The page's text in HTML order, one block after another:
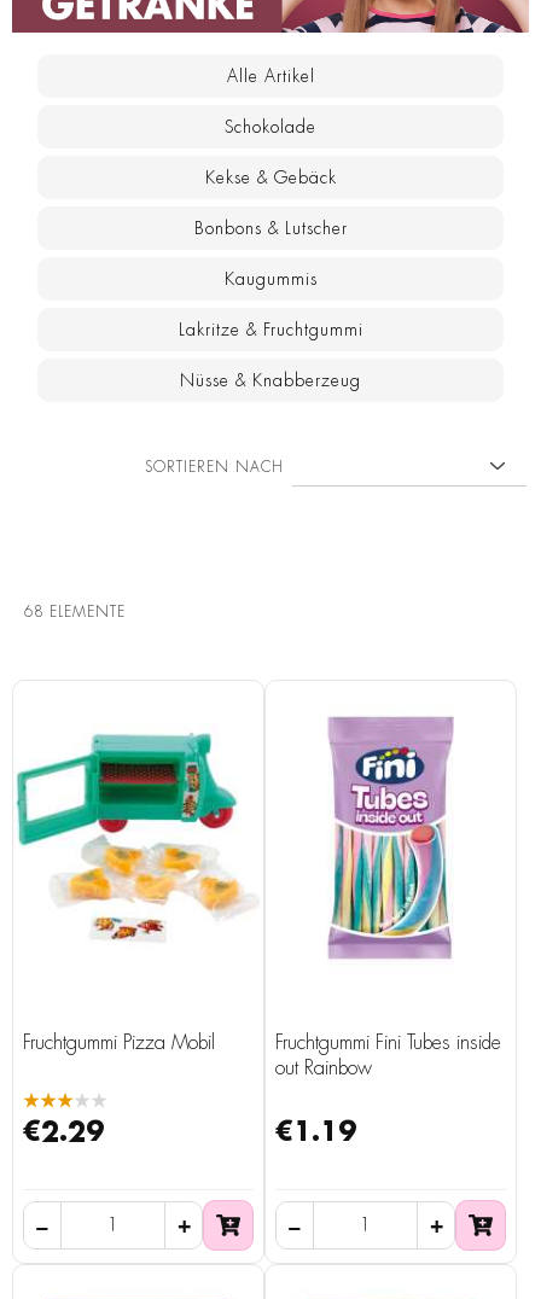
Alle Artikel
Schokolade
Kekse & Gebäck
Bonbons & Lutscher
Kaugummis
Lakritze & Fruchtgummi
Nüsse & Knabberzeug
68 ELEMENTE
SORTIEREN NACH
Fruchtgummi Pizza Mobil
★★★★★
€2.29
Fruchtgummi Fini Tubes inside
out Rainbow
€1.19